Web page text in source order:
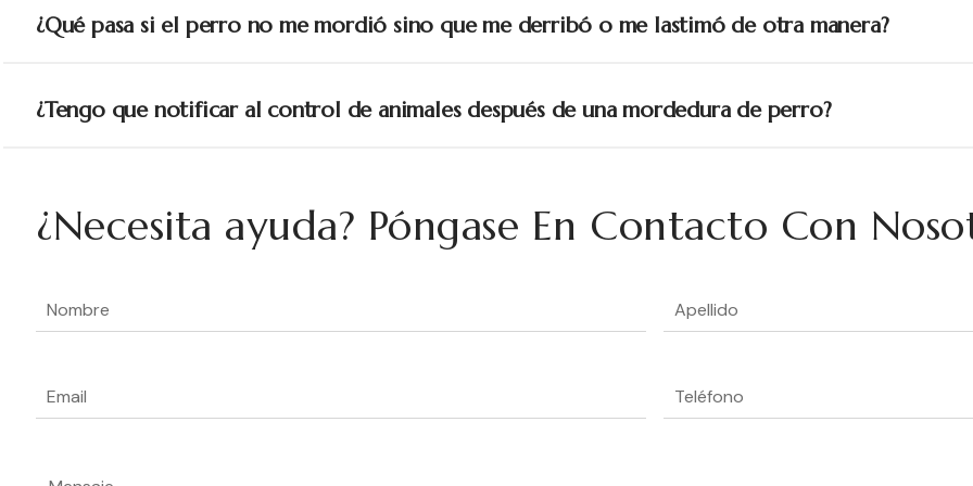
¿Qué pasa si el perro no me mordió sino que me derribó o me lastimó de otra manera?
¿Tengo que notificar al control de animales después de una mordedura de perro?
¿Necesita ayuda? Póngase En Contacto Con
Nombre(Obligatorio) Apellido(Obligatorio)
Email(Obligatorio) Teléfono
Mensaje (Obligatorio)